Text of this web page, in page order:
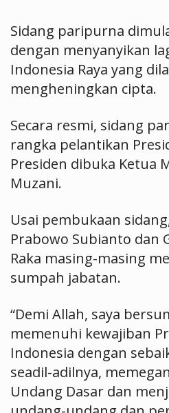
Sidang paripurna
dengan menyanyikan
Indonesia Raya yang
mengheningkan cipta.
Secara resmi, sidang
rangka pelantikan
Presiden dibuka Ketua
Muzani.
Usai pembukaan
Prabowo Subianto dan
Raka masing-masing
sumpah jabatan.
“Demi Allah, saya
memenuhi kewajiban
Indonesia dengan
seadil-adilnya,
Undang Dasar dan